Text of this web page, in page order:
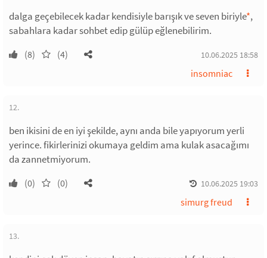
dalga geçebilecek kadar kendisiyle barışık ve seven biriyle*,
sabahlara kadar sohbet edip gülüp eğlenebilirim.
(8) (4) 10.06.2025 18:58
insomniac
12.
ben ikisini de en iyi şekilde, aynı anda bile yapıyorum yerli
yerince. fikirlerinizi okumaya geldim ama kulak asacağımı
da zannetmiyorum.
(0) (0) 10.06.2025 19:03
simurg freud
13.